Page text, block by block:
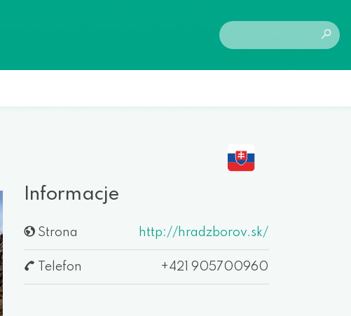
Informacje
Strona http://hradzborov.sk/
Telefon +421 905700960